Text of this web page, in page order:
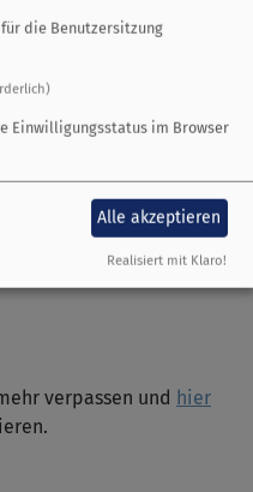
9autbOz0HNw
Mai
Sie hier:
Sie
live/HfIvnk9FZoE
verpassen und hier
für die Benutzersitzung
Einwilligungsstatus im Browser
Alle akzeptieren
Realisiert mit Klaro!